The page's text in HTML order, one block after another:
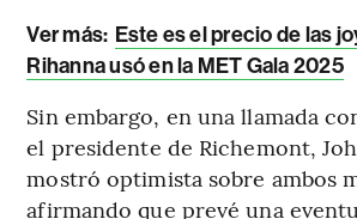
Ver más: Este es el precio de las
Rihanna usó en la MET Gala 2025
Sin embargo, en una llamada
el presidente de Richemont,
mostró optimista sobre ambos
afirmando que prevé una